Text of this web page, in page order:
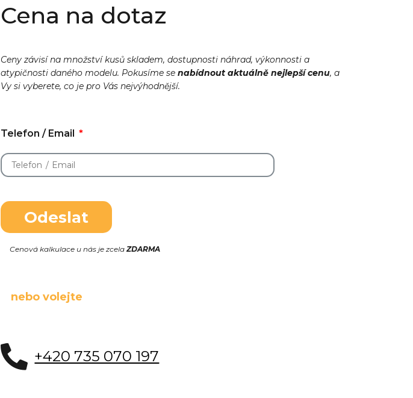
Cena na dotaz
Ceny závisí na množství kusů skladem, dostupnosti náhrad, výkonnosti a
atypičnosti daného modelu. Pokusíme senabídnout aktuálně nejlepší cenu, a
Vy si vyberete, co je pro Vás nejvýhodnější.
Telefon / Email
Odeslat
Cenová kalkulace u nás je zcelaZDARMA
nebo volejte
+420 735 070 197